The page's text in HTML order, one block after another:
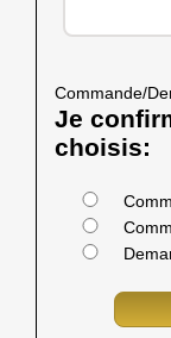
Commande/
Je
choisis: